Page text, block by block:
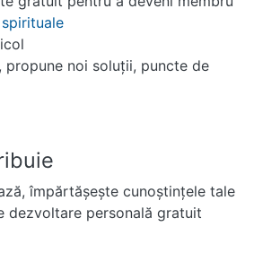
spirituale
propune noi soluţii, puncte de
împărtăşeşte cunoştinţele tale
dezvoltare personală gratuit